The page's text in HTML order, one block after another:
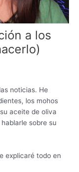
a los
noticias. He
los mohos
aceite de oliva
sobre su
explicaré todo en